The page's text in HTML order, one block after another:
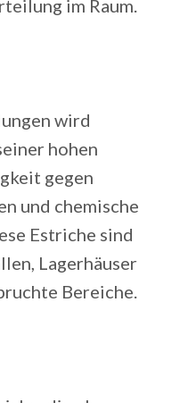
im Raum.
wird
hohen
gegen
und chemische
Estriche sind
Lagerhäuser
Bereiche.